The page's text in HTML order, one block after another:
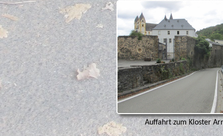
Auffahrt zum Kloster